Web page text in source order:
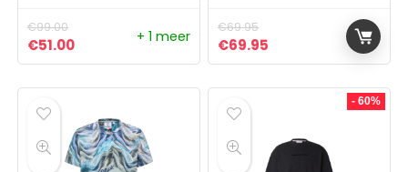
€99.00
Oorspronkelijke prijs was: €99.00.
€51.00Huidige prijs is: €51.00.
+ 1 meer
€69.95
Oorspronkelijke prijs
€69.95 Huidige prijs is:
- 60%